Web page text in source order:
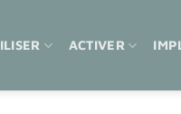
ACTIVER